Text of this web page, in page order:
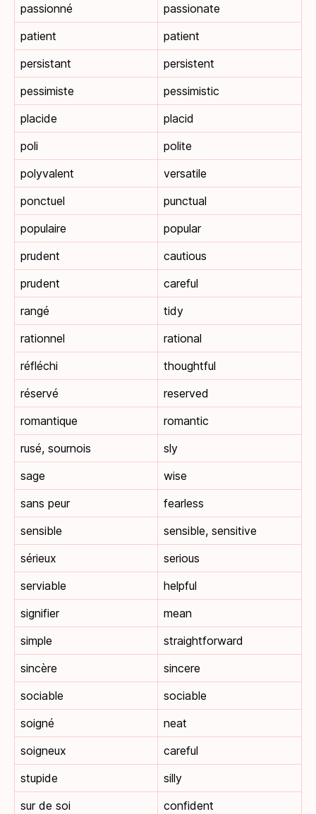
passionné
passionate
patient
patient
persistant
persistent
pessimiste
pessimistic
placide
placid
poli
polite
polyvalent
versatile
ponctuel
punctual
populaire
popular
prudent
cautious
prudent
careful
rangé
tidy
rationnel
rational
réfléchi
thoughtful
réservé
reserved
romantique
romantic
rusé, sournois
sly
sage
wise
sans peur
fearless
sensible
sensible, sensitive
sérieux
serious
serviable
helpful
signifier
mean
simple
straightforward
sincère
sincere
sociable
sociable
soigné
neat
soigneux
careful
stupide
silly
sur de soi
confident